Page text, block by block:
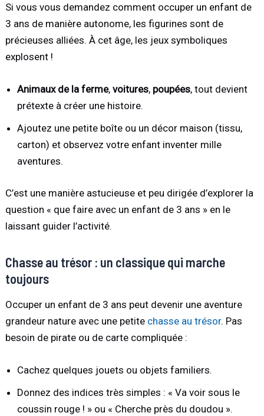
Si vous vous demandez comment occuper un enfant de
3 ans de manière autonome, les figurines sont de
précieuses alliées. À cet âge, les jeux symboliques
explosent !
Animaux de la ferme,voitures, poupées, tout devient
prétexte à créer une histoire.
Ajoutez une petite boîte ou un décor maison (tissu,
carton) et observez votre enfant inventer mille
aventures.
C’est une manière astucieuse et peu dirigée d’explorer la
question « que faire avec un enfant de 3 ans » en le
laissant guider l’activité.
Chasse au trésor : un classique qui marche
toujours
Occuper un enfant de 3 ans peut devenir une aventure
grandeur nature avec une petite chasse au trésor. Pas
besoin de pirate ou de carte compliquée :
Cachez quelques jouets ou objets familiers.
Donnez des indices très simples : « Va voir sous le
coussin rouge ! » ou « Cherche près du doudou ».